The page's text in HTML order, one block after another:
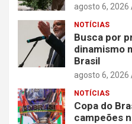
agosto 6, 2026
NOTÍCIAS
Busca por
dinamismo
Brasil
agosto 6, 2026
NOTÍCIAS
Copa do
campeões